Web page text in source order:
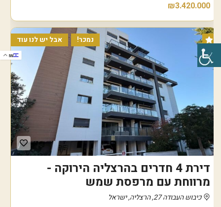
₪3.420.000
אבל יש לנו עוד נמכר!
דירת 4 חדרים בהרצליה הירוקה -
מרווחת עם מרפסת שמש
כיבוש העבודה 27, הרצליה, ישראל
IW